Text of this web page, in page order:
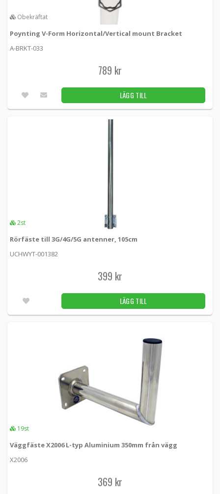
Obekräftat
Poynting V-Form Horizontal/Vertical mount Bracket
A-BRKT-033
789 kr
LÄGG TILL
2st
Rörfäste till 3G/4G/5G antenner, 105cm
UCHWYT-001382
399 kr
LÄGG TILL
19st
Väggfäste X2006 L-typ Aluminium 350mm från vägg
X2006
369 kr